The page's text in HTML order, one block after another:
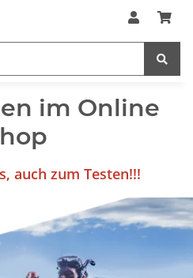
im Online
auch zum Testen!!!